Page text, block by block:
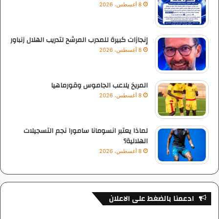
8 أغسطس، 2026
إنجازات كبيرة للمدرب المرشح لتدريب الهلال زنباور
8 أغسطس، 2026
المريخ يلاعب الجاموس وقورماهيا
8 أغسطس، 2026
لماذا يعتبر انسومانا سامورا نجم التسجيلات
الهلالية؟
8 أغسطس، 2026
ادعمنا بالضغط على الاعلان